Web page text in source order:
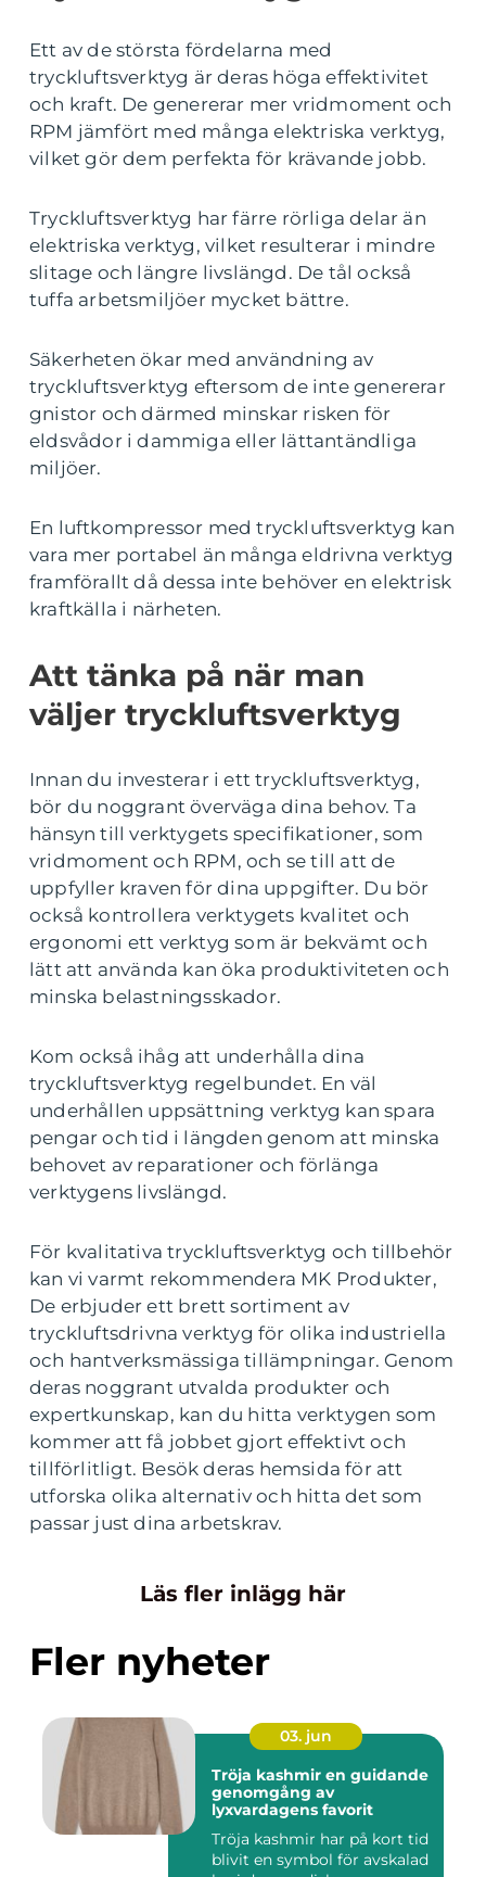
Ett av de största fördelarna med
tryckluftsverktyg är deras höga effektivitet
och kraft. De genererar mer vridmoment och
RPM jämfört med många elektriska verktyg,
vilket gör dem perfekta för krävande jobb.
Tryckluftsverktyg har färre rörliga delar än
elektriska verktyg, vilket resulterar i mindre
slitage och längre livslängd. De tål också
tuffa arbetsmiljöer mycket bättre.
Säkerheten ökar med användning av
tryckluftsverktyg eftersom de inte genererar
gnistor och därmed minskar risken för
eldsvådor i dammiga eller lättantändliga
miljöer.
En luftkompressor med tryckluftsverktyg kan
vara mer portabel än många eldrivna verktyg
framförallt då dessa inte behöver en elektrisk
kraftkälla i närheten.
Att tänka på när man
väljer tryckluftsverktyg
Innan du investerar i ett tryckluftsverktyg,
bör du noggrant överväga dina behov. Ta
hänsyn till verktygets specifikationer, som
vridmoment och RPM, och se till att de
uppfyller kraven för dina uppgifter. Du bör
också kontrollera verktygets kvalitet och
ergonomi ett verktyg som är bekvämt och
lätt att använda kan öka produktiviteten och
minska belastningsskador.
Kom också ihåg att underhålla dina
tryckluftsverktyg regelbundet. En väl
underhållen uppsättning verktyg kan spara
pengar och tid i längden genom att minska
behovet av reparationer och förlänga
verktygens livslängd.
För kvalitativa tryckluftsverktyg och tillbehör
kan vi varmt rekommendera MK Produkter,
De erbjuder ett brett sortiment av
tryckluftsdrivna verktyg för olika industriella
och hantverksmässiga tillämpningar. Genom
deras noggrant utvalda produkter och
expertkunskap, kan du hitta verktygen som
kommer att få jobbet gjort effektivt och
tillförlitligt. Besök deras hemsida för att
utforska olika alternativ och hitta det som
passar just dina arbetskrav.
Läs fler inlägg här
Fler nyheter
03. jun
Tröja kashmir en guidande
genomgång av
lyxvardagens favorit
Tröja kashmir har på kort tid
blivit en symbol för avskalad